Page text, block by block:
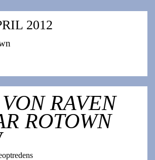
2012
RAVEN
ROTOWN